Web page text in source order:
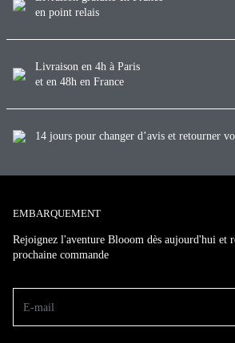
en point relais
Livraison en 4h à Paris
et en 48h en France
14 jours pour changer d’avis et retourner
EMBARQUEMENT
Rejoignez l'aventure Blooom dès aujourd'hui et
prochaine commande
E-mail